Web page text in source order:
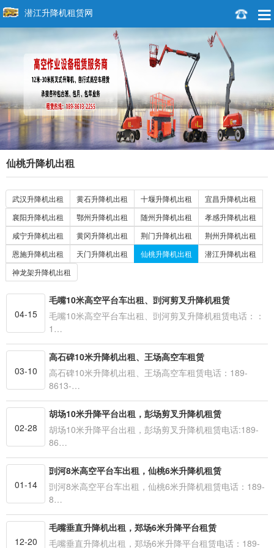
潜江升降机租赁网
仙桃升降机出租
武汉升降机出租 黄石升降机出租 十堰升降机出租
宜昌升降机出租
襄阳升降机出租
鄂州升降机出租 随州升降机出租
孝感升降机出租
咸宁升降机出租
黄冈升降机出租 荆门升降机出租
荆州升降机出租
恩施升降机出租
天门升降机出租 仙桃升降机出租
潜江升降机出租
神龙架升降机出租
04-15
毛嘴10米高空平台车出租、剅河剪叉升降机租赁
毛嘴10米高空平台车出租、剅河剪叉升降机租赁电话：：
1…
03-10
高石碑10米升降机出租、王场高空车租赁
高石碑10米升降机出租、王场高空车租赁电话：189-
8613-…
02-28
胡场10米升降平台出租，彭场剪叉升降机租赁
胡场10米升降平台出租，彭场剪叉升降机租赁电话:189-
86…
01-14
剅河8米高空平台车出租，仙桃6米升降机租赁
剅河8米高空平台车出租，仙桃6米升降机租赁电话：189-
8…
12-20
毛嘴垂直升降机出租，郑场6米升降平台租赁
毛嘴垂直升降机出租，郑场6米升降平台租赁电话：189-